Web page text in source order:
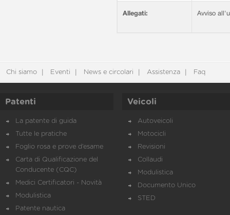
Allegati: Avviso
Chi siamo Eventi News e circolari Assistenza Faq
Patenti
La patente di guida
Tutte le pratiche
Foglio rosa e prove d’esame
Carta di Qualificazione del
Conducente (CQC)
Medici Certificatori - Novità
Modulistica
Patente nautica
Veicoli
Autoveicoli
Motocicli
Revisioni
Collaudi
Modulistica
Documento Unico
STED